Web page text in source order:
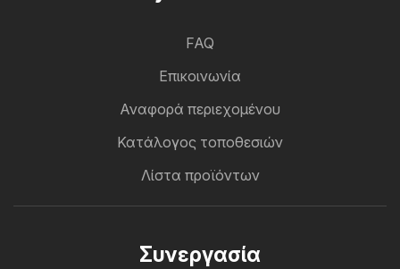
FAQ
Επικοινωνία
Αναφορά περιεχομένου
Κατάλογος τοποθεσιών
Λίστα προϊόντων
Συνεργασία